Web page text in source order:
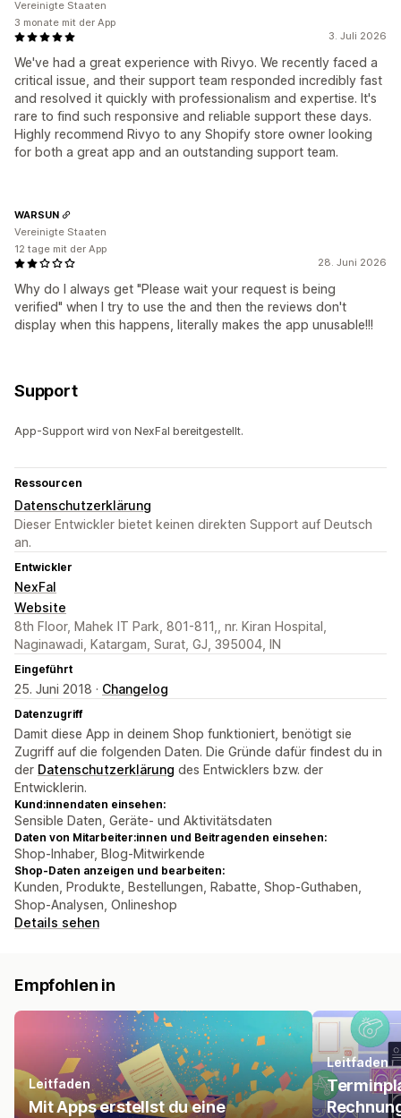
3. Juli 2026
We've had a great experience with Rivyo. We recently faced a
critical issue, and their support team responded incredibly fast
and resolved it quickly with professionalism and expertise. It's
rare to find such responsive and reliable support these days.
Highly recommend Rivyo to any Shopify store owner looking
for both a great app and an outstanding support team.
Vereinigte Staaten
3 monate mit der App
28. Juni 2026
Why do I always get "Please wait your request is being
verified" when I try to use the and then the reviews don't
display when this happens, literally makes the app unusable!!!
WARSUN
Vereinigte Staaten
12 tage mit der App
Support
App-Support wird von NexFal bereitgestellt.
Ressourcen
Datenschutzerklärung
Dieser Entwickler bietet keinen direkten Support auf Deutsch
an.
Entwickler
NexFal
Website
8th Floor, Mahek IT Park, 801-811,, nr. Kiran Hospital,
Naginawadi, Katargam, Surat, GJ, 395004, IN
Eingeführt
25. Juni 2018 · Changelog
Datenzugriff
Damit diese App in deinem Shop funktioniert, benötigt sie
Zugriff auf die folgenden Daten. Die Gründe dafür findest du in
der Datenschutzerklärung des Entwicklers bzw. der
Entwicklerin.
Kund:innendaten einsehen:
Sensible Daten, Geräte- und Aktivitätsdaten
Daten von Mitarbeiter:innen und Beitragenden einsehen:
Shop-Inhaber, Blog-Mitwirkende
Shop-Daten anzeigen und bearbeiten:
Kunden, Produkte, Bestellungen, Rabatte, Shop-Guthaben,
Shop-Analysen, Onlineshop
Details sehen
Empfohlen in
Leitfaden
Mit Apps erstellst du eine
Leitfaden